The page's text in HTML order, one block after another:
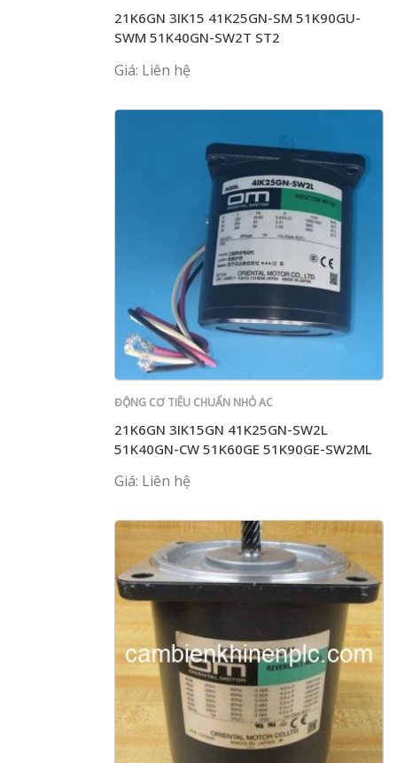
21K6GN 3IK15 41K25GN-SM 51K90GU-
SWM 51K40GN-SW2T ST2
Giá: Liên hệ
ĐỘNG CƠ TIÊU CHUẨN NHỎ AC
21K6GN 3IK15GN 41K25GN-SW2L
51K40GN-CW 51K60GE 51K90GE-SW2ML
Giá: Liên hệ